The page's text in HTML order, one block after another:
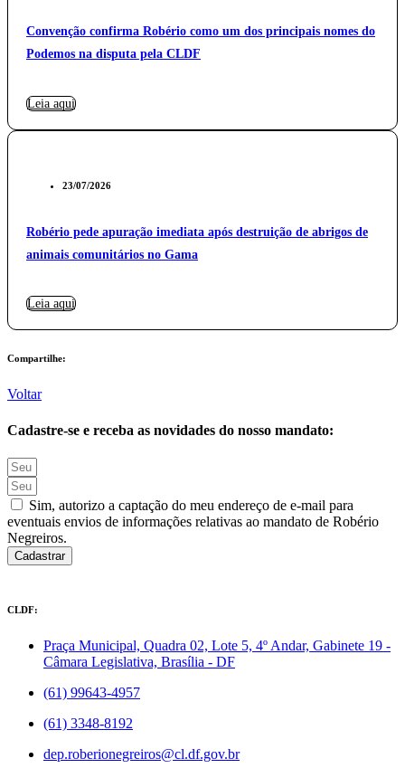
Convenção confirma Robério como um dos principais nomes do
Podemos na disputa pela CLDF
Leia aqui
23/07/2026
Robério pede apuração imediata após destruição de abrigos de
animais comunitários no Gama
Leia aqui
Compartilhe:
Voltar
Cadastre-se e receba as novidades do nosso mandato:
Sim, autorizo a captação do meu endereço de e-mail para
eventuais envios de informações relativas ao mandato de Robério
Negreiros.
Cadastrar
CLDF:
Praça Municipal, Quadra 02, Lote 5, 4º Andar, Gabinete 19 -
Câmara Legislativa, Brasília - DF
(61) 99643-4957
(61) 3348-8192
dep.roberionegreiros@cl.df.gov.br